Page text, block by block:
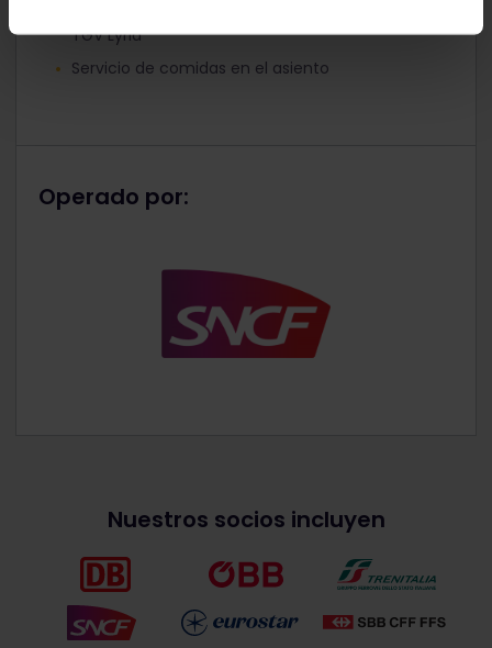
TGV Lyria
Servicio de comidas en el asiento
Operado por:
Nuestros socios incluyen